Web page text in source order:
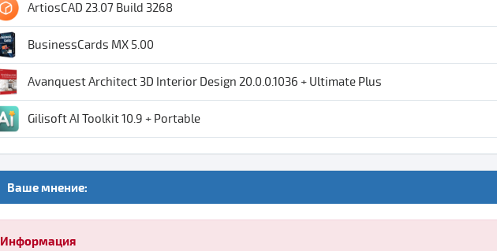
ArtiosCAD 23.07 Build 3268
BusinessCards MX 5.00
Avanquest Architect 3D Interior Design 20.0.0.1036 + Ultimate Plus
Gilisoft AI Toolkit 10.9 + Portable
Ваше мнение:
Информация